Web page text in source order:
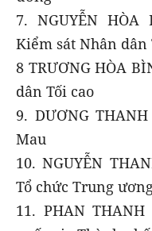
7. NGUYỄN
Kiểm sát Nhân dân
8 TRƯƠNG HÒA
dân Tối cao
9. DƯƠNG
Mau
10. NGUYỄN
Tổ chức Trung
11. PHAN